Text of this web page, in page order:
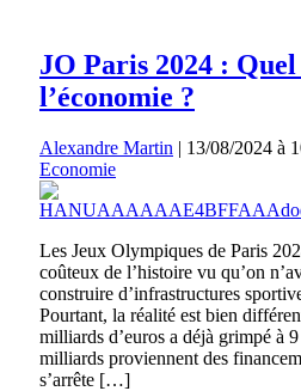
JO Paris 2024 :
l’économie ?
Alexandre Martin | 13/08/2024 à
Economie
Les Jeux Olympiques de Paris
coûteux de l’histoire vu qu’on
construire d’infrastructures
Pourtant, la réalité est bien
milliards d’euros a déjà grimpé à
milliards proviennent des
s’arrête […]